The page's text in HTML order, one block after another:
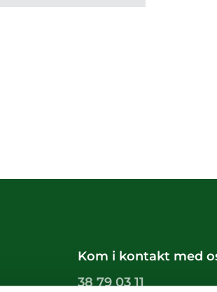
Kom i kontakt med
38 79 03 11